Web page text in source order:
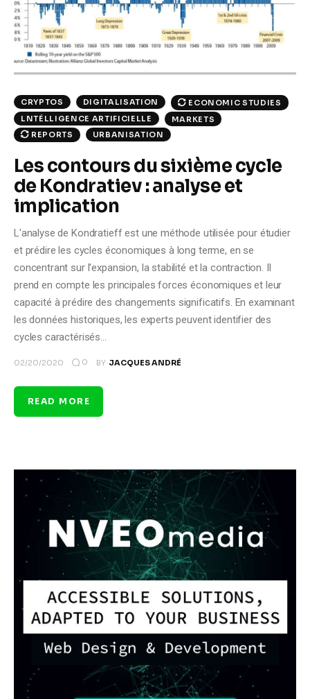
Climate
Markets
Reports
CRYPTOS DIGITALISATION
ECONOMIC STUDIES
LNTÉLLIGENCE ARTIFICIELLE
MARKETS
REPORTS
URBANISATION
Les contours du sixième cycle
de Kondratiev : analyse et
implication
L'analyse de Kondratieff est une méthode utilisée pour étudier
et prédire les cycles économiques à long terme, en se
concentrant sur l'expansion, la stabilité et la contraction. Il
prend en compte les principales forces économiques et leur
capacité à prédire des changements significatifs. En examinant
les données historiques, les experts peuvent identifier des
cycles caractérisés…
02/20/2020 0 BY JACQUES ANDRÉ
READ MORE